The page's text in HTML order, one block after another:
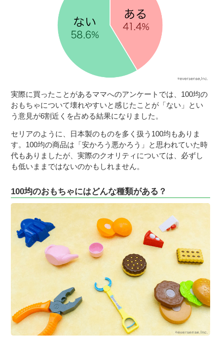
実際に買ったことがあるママへのアンケートでは、100均の
おもちゃについて壊れやすいと感じたことが「ない」とい
う意見が6割近くを占める結果になりました。
セリアのように、日本製のものを多く扱う100均もありま
す。100均の商品は「安かろう悪かろう」と思われていた時
代もありましたが、実際のクオリティについては、必ずし
も低いままではないのかもしれません。
100均のおもちゃにはどんな種類がある？